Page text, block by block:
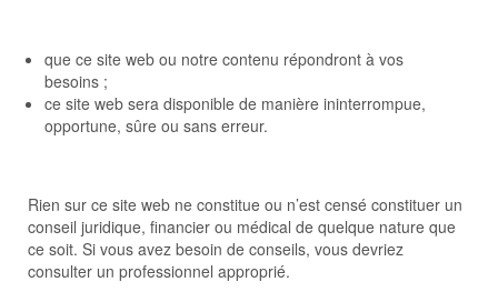
que ce site web ou notre contenu répondront à vos
besoins ;
ce site web sera disponible de manière ininterrompue,
opportune, sûre ou sans erreur.
Rien sur ce site web ne constitue ou n’est censé constituer un
conseil juridique, financier ou médical de quelque nature que
ce soit. Si vous avez besoin de conseils, vous devriez
consulter un professionnel approprié.